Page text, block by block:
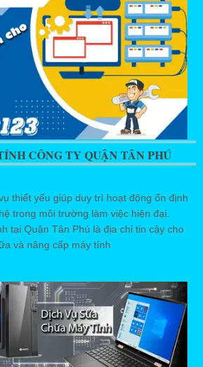
CÔNG TY QUẬN TÂN PHÚ
thiết yếu giúp duy trì hoạt động ổn định
trong môi trường làm việc hiện đại.
tại Quận Tân Phú là địa chỉ tin cậy cho
và nâng cấp máy tính